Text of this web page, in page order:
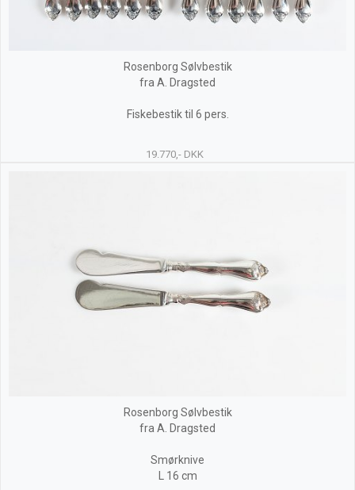
Rosenborg Sølvbestik
fra A. Dragsted
Fiskebestik til 6 pers.
19.770,- DKK
Rosenborg Sølvbestik
fra A. Dragsted
Smørknive
L 16 cm